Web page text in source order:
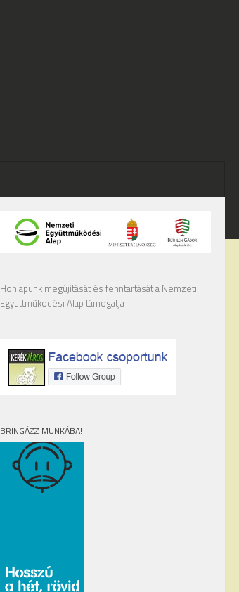
Honlapunk megújítását és fenntartását a Nemzeti
Együttműködési Alap támogatja
BRINGÁZZ MUNKÁBA!